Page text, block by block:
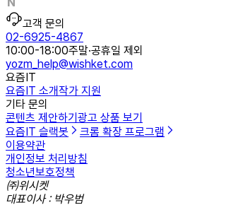
고객 문의
02-6925-4867
10:00-18:00주말·공휴일 제외
yozm_help@wishket.com
요즘IT
요즘IT 소개작가 지원
기타 문의
콘텐츠 제안하기광고 상품 보기
요즘IT 슬랙봇
크롬 확장 프로그램
이용약관
개인정보 처리방침
청소년보호정책
㈜위시켓
대표이사 : 박우범